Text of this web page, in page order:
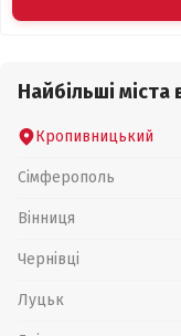
Найбільші міста
Кропивницький
Сімферополь
Вінниця
Чернівці
Луцьк